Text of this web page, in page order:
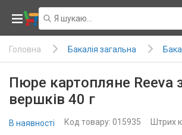
Головна Бакалія загальна
Пюре картопляне Reeva
вершків 40 г
В наявності Код товару: 015935 Штрих